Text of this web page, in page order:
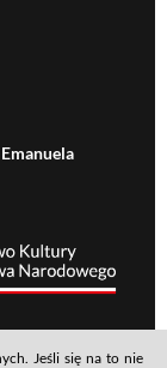
Jeśli się na to nie